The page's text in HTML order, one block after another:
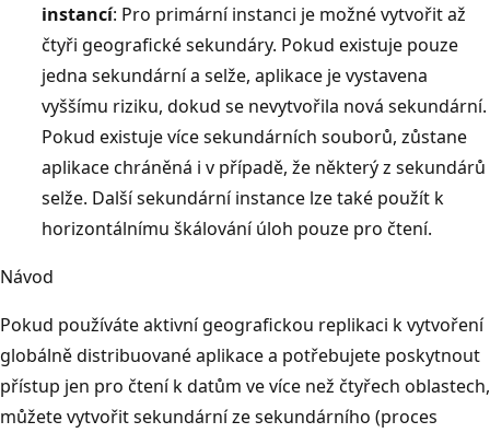
instancí: Pro primární instanci je možné vytvořit až
čtyři geografické sekundáry. Pokud existuje pouze
jedna sekundární a selže, aplikace je vystavena
vyššímu riziku, dokud se nevytvořila nová sekundární.
Pokud existuje více sekundárních souborů, zůstane
aplikace chráněná i v případě, že některý z sekundárů
selže. Další sekundární instance lze také použít k
horizontálnímu škálování úloh pouze pro čtení.
Návod
Pokud používáte aktivní geografickou replikaci k vytvoření
globálně distribuované aplikace a potřebujete poskytnout
přístup jen pro čtení k datům ve více než čtyřech oblastech,
můžete vytvořit sekundární ze sekundárního (proces